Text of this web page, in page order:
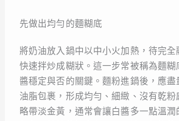
先做出均勻的麵糊底
將奶油放入鍋中以中小火加熱，待完全
快速拌炒成糊狀。這一步常被稱為麵糊
醬穩定與否的關鍵。麵粉進鍋後，應盡
油脂包裹，形成均勻、細緻、沒有乾粉
略帶淡金黃，通常會讓白醬多一點溫潤